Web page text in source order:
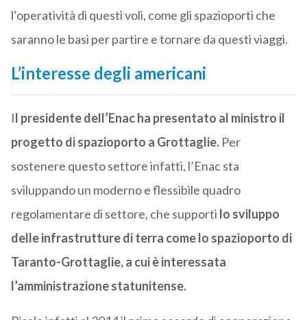
l’operatività di questi voli, come gli spazioporti che
saranno le basi per partire e tornare da questi viaggi.
L’interesse degli americani
Il presidente dell’Enac ha presentato al ministro il
progetto di spazioporto a Grottaglie.Per
sostenere questo settore infatti, l’Enac sta
sviluppando un moderno e flessibile quadro
regolamentare di settore, che supporti lo sviluppo
delle infrastrutture di terra come lo spazioporto di
Taranto-Grottaglie, a cui è interessata
l’amministrazione statunitense.